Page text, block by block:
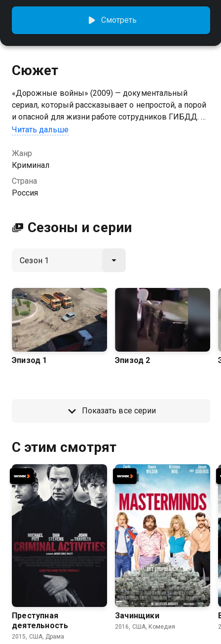
Смотреть
Сюжет
«Дорожные войны» (2009) — документальный
сериал, который рассказывает о непростой, а порой
и опасной для жизни работе сотрудников ГИБДД. За
основу передачи «Дорожные войны» взяты
патрульных машин, уличными камерами
наблюдения и случайными очевидцами, а также
собственные репортажи от съемочной группы ДТВ,
выезжающей на дежурство вместе с экипажами
разъяренные водители — реальность российских и
зарубежных дорог оказывается куда страшнее, чем
о самых невероятных происшествиях, начинайте
смотреть онлайн захватывающий документальный
сериал «Дорожные войны» (2009). Все серии
доступны в хорошем качестве.
Посмотреть онлайн 1 сезон сериала Дорожные
войны 2,0 вы можете совершенно бесплатно в
хорошем HD качестве на Казахтелеком
Читать дальше
Жанр
Криминал
Страна
Россия
Сезоны и серии
Эпизод 1 Эпизод 2
Показать все серии
С этим смотрят
5.8
Преступная
деятельность
2015, США, Драма
6.2 5.8
Зачинщики
2016, США, Комедия